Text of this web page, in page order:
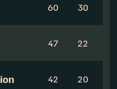
60 30
47 22
42 20